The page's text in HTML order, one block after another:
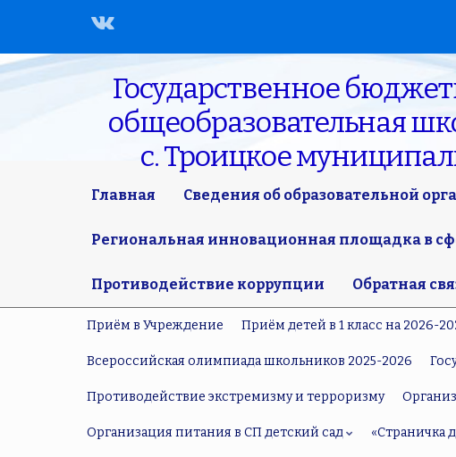
Государственное
общеобразовательная
с. Троицкое
Главная Сведения об образовательной
Региональная инновационная площадка в
Противодействие коррупции Обратная
Приём в Учреждение Приём детей в 1 класс на 2026-
Всероссийская олимпиада школьников 2025-2026
Противодействие экстремизму и терроризму
Организация питания в СП детский сад «Страничка